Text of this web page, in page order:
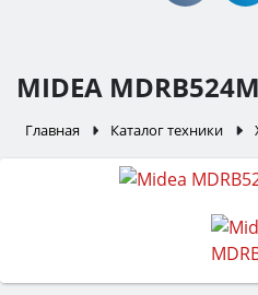
MIDEA
Главная Каталог техники